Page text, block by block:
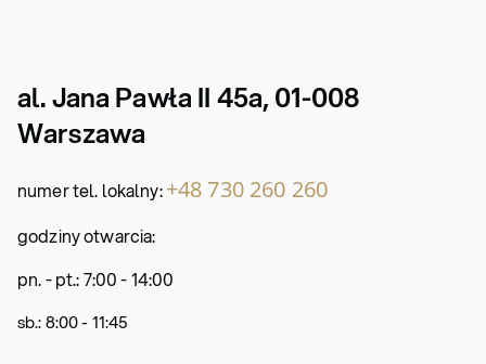
al. Jana Pawła II 45a, 01-008
Warszawa
numer tel. lokalny:+48 730 260 260
godziny otwarcia:
pn. - pt.: 7:00 - 14:00
sb.: 8:00 - 11:45